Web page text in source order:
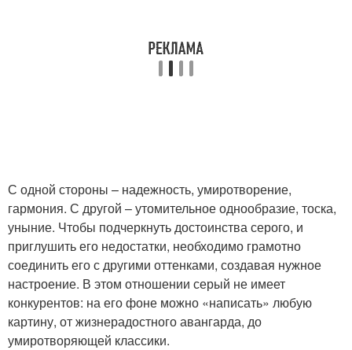
С одной стороны – надежность, умиротворение,
гармония. С другой – утомительное однообразие, тоска,
уныние. Чтобы подчеркнуть достоинства серого, и
приглушить его недостатки, необходимо грамотно
соединить его с другими оттенками, создавая нужное
настроение. В этом отношении серый не имеет
конкурентов: на его фоне можно «написать» любую
картину, от жизнерадостного авангарда, до
умиротворяющей классики.